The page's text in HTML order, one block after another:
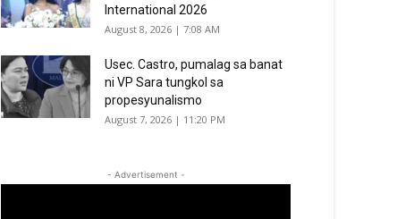
International 2026
August 8, 2026 | 7:08 AM
Usec. Castro, pumalag sa banat
ni VP Sara tungkol sa
propesyunalismo
August 7, 2026 | 11:20 PM
- Advertisement -